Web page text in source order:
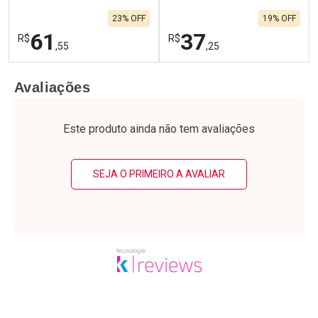
R$61 ,55
23% OFF
Laboratório
Por Menos
R$37,25
19% OFF
Laboratório
Por Menos
Avaliações
Este produto ainda não tem avaliações
SEJA O PRIMEIRO A AVALIAR